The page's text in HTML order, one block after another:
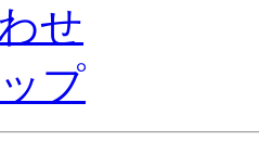
せ
プ